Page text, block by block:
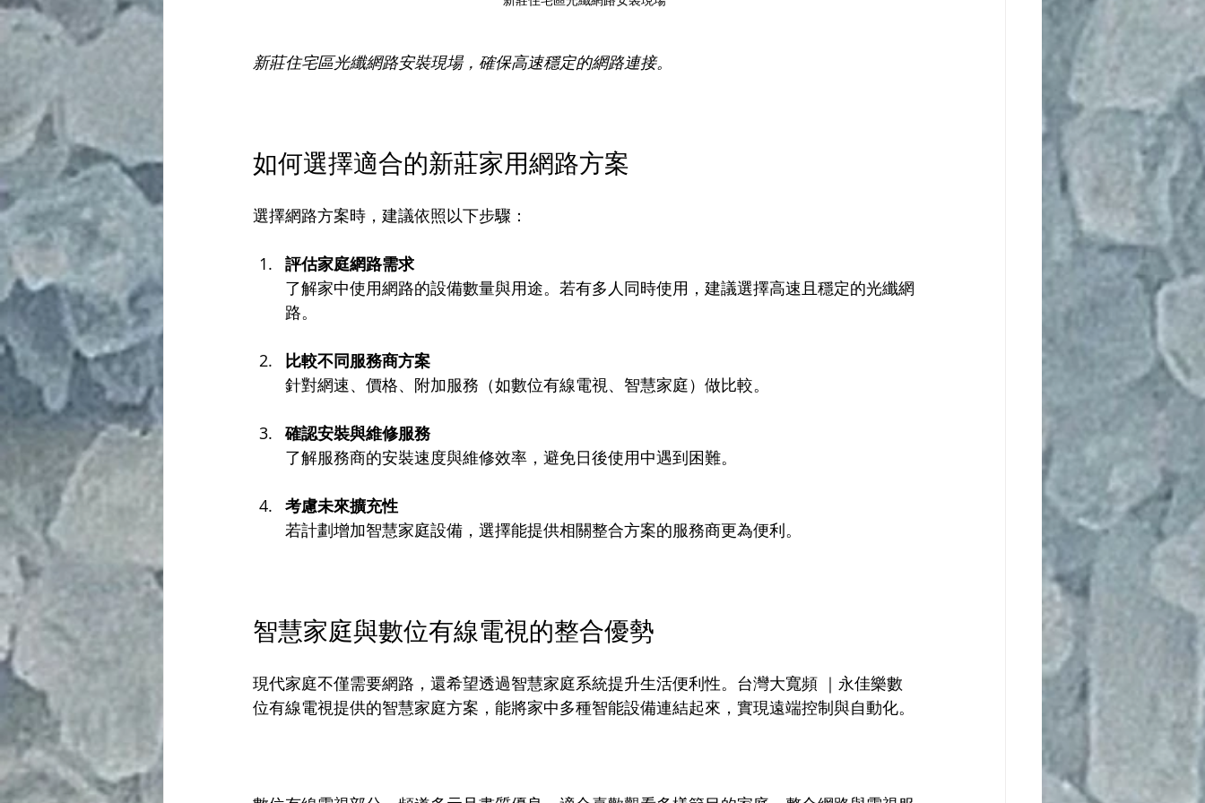
新莊住宅區光纖網路安裝現場，確保高速穩定的網路連接。
如何選擇適合的新莊家用網路方案
選擇網路方案時，建議依照以下步驟：
評估家庭網路需求
了解家中使用網路的設備數量與用途。若有多人同時使用，建議選擇高速且穩定的光纖網
路。
比較不同服務商方案
針對網速、價格、附加服務（如數位有線電視、智慧家庭）做比較。
確認安裝與維修服務
了解服務商的安裝速度與維修效率，避免日後使用中遇到困難。
考慮未來擴充性
若計劃增加智慧家庭設備，選擇能提供相關整合方案的服務商更為便利。
智慧家庭與數位有線電視的整合優勢
現代家庭不僅需要網路，還希望透過智慧家庭系統提升生活便利性。台灣大寬頻 ｜永佳樂數
位有線電視提供的智慧家庭方案，能將家中多種智能設備連結起來，實現遠端控制與自動化。